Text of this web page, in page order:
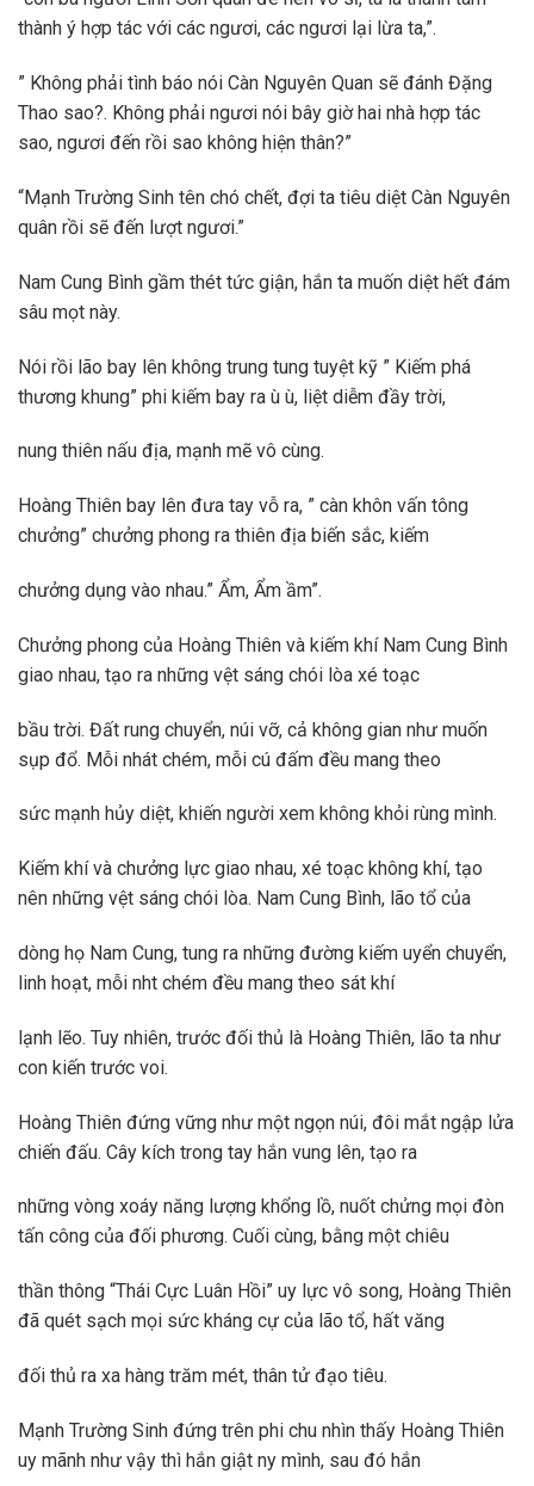
thành ý hợp tác với các ngươi, các ngươi lại lừa ta,”.
” Không phải tình báo nói Càn Nguyên Quan sẽ đánh Đặng
Thao sao?. Không phải ngươi nói bây giờ hai nhà hợp tác
sao, ngươi đến rồi sao không hiện thân?”
“Mạnh Trường Sinh tên chó chết, đợi ta tiêu diệt Càn Nguyên
quân rồi sẽ đến lượt ngươi.”
Nam Cung Bình gầm thét tức giận, hắn ta muốn diệt hết đám
sâu mọt này.
Nói rồi lão bay lên không trung tung tuyệt kỹ ” Kiếm phá
thương khung” phi kiếm bay ra ù ù, liệt diễm đầy trời,
nung thiên nấu địa, mạnh mẽ vô cùng.
Hoàng Thiên bay lên đưa tay vỗ ra, ” càn khôn vấn tông
chưởng” chưởng phong ra thiên địa biến sắc, kiếm
chưởng dụng vào nhau.” Ẩm, Ẩm ầm”.
Chưởng phong của Hoàng Thiên và kiếm khí Nam Cung Bình
giao nhau, tạo ra những vệt sáng chói lòa xé toạc
bầu trời. Đất rung chuyển, núi vỡ, cả không gian như muốn
sụp đổ. Mỗi nhát chém, mỗi cú đấm đều mang theo
sức mạnh hủy diệt, khiến người xem không khỏi rùng mình.
Kiếm khí và chưởng lực giao nhau, xé toạc không khí, tạo
nên những vệt sáng chói lòa. Nam Cung Bình, lão tổ của
dòng họ Nam Cung, tung ra những đường kiếm uyển chuyển,
linh hoạt, mỗi nht chém đều mang theo sát khí
lạnh lẽo. Tuy nhiên, trước đối thủ là Hoàng Thiên, lão ta như
con kiến trước voi.
Hoàng Thiên đứng vững như một ngọn núi, đôi mắt ngập lửa
chiến đấu. Cây kích trong tay hắn vung lên, tạo ra
những vòng xoáy năng lượng khổng lồ, nuốt chửng mọi đòn
tấn công của đối phương. Cuối cùng, bằng một chiêu
thần thông “Thái Cực Luân Hồi” uy lực vô song, Hoàng Thiên
đã quét sạch mọi sức kháng cự của lão tổ, hất văng
đối thủ ra xa hàng trăm mét, thân tử đạo tiêu.
Mạnh Trường Sinh đứng trên phi chu nhìn thấy Hoàng Thiên
uy mãnh như vậy thì hắn giật ny mình, sau đó hắn